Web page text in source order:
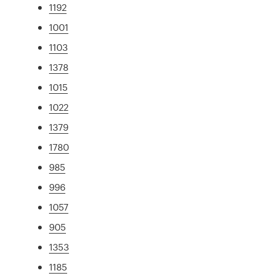
1192
1001
1103
1378
1015
1022
1379
1780
985
996
1057
905
1353
1185